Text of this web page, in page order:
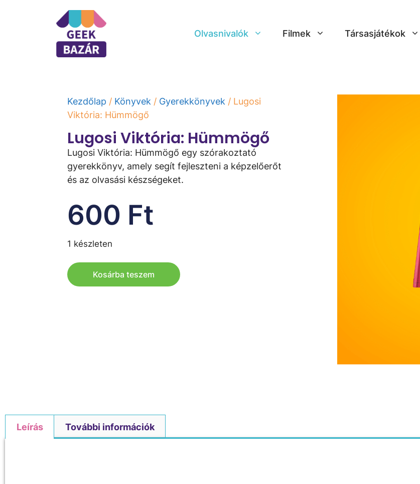
Olvasnivalók Filmek Társasjátékok
Kezdőlap / Könyvek / Gyerekkönyvek / Lugosi
Viktória: Hümmögő
Lugosi Viktória: Hümmögő
Lugosi Viktória: Hümmögő egy szórakoztató
gyerekkönyv, amely segít fejleszteni a képzelőerőt
és az olvasási készségeket.
600 Ft
1 készleten
Kosárba teszem
Leírás További információk